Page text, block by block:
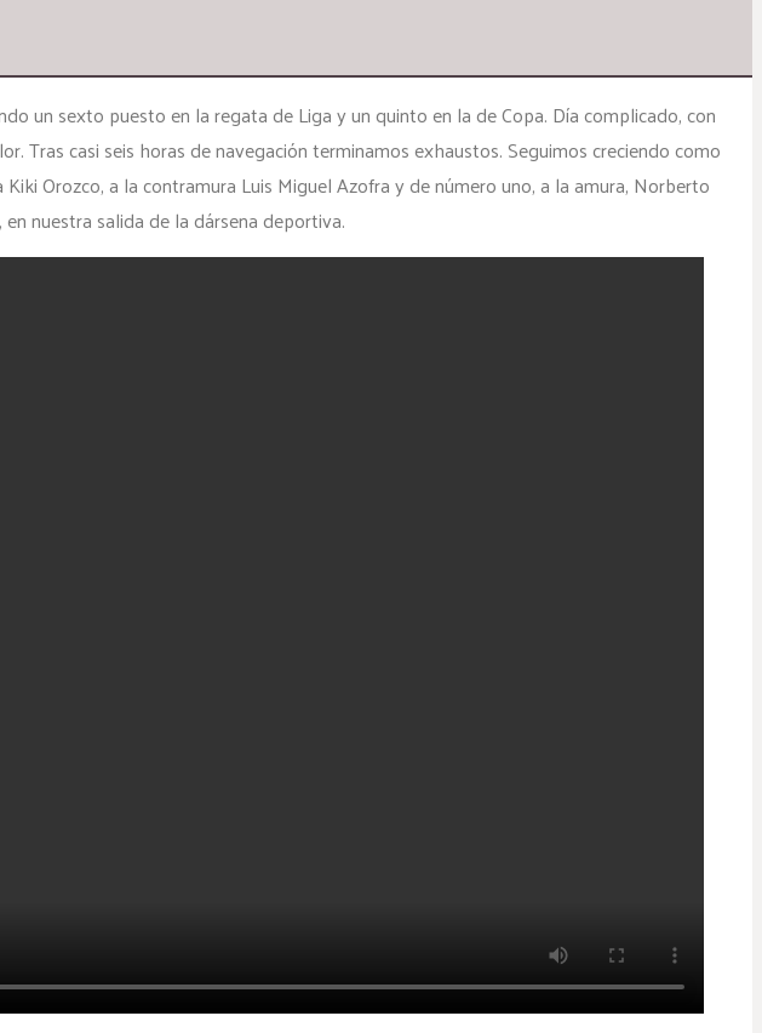
un sexto puesto en la regata de Liga y un quinto en la de Copa. Día complicado, con
casi seis horas de navegación terminamos exhaustos. Seguimos creciendo como
Orozco, a la contramura Luis Miguel Azofra y de número uno, a la amura, Norberto
nuestra salida de la dársena deportiva.